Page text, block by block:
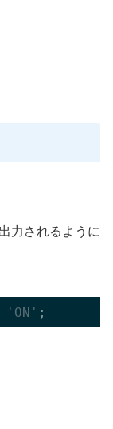
力されるように
'ON'